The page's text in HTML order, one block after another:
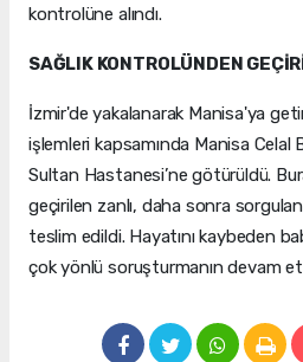
kontrolüne alındı.
SAĞLIK KONTROLÜNDEN
İzmir'de yakalanarak Manisa'ya
işlemleri kapsamında Manisa
Sultan Hastanesi’ne götürüldü.
geçirilen zanlı, daha sonra
teslim edildi. Hayatını kaybeden
çok yönlü soruşturmanın devam